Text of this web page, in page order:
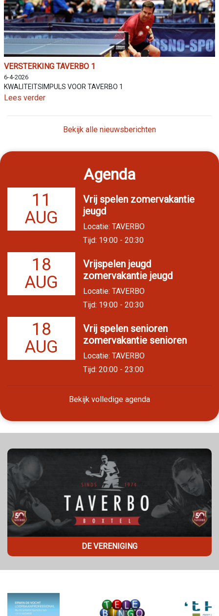
VERSTERKING TAVERBO 1
6-4-2026
KWALITEITSIMPULS VOOR TAVERBO 1
Lees verder
Bekijk alle nieuwsberichten
Agenda
11
AUG
Vrij spelen zomervakantie
jeugd
Locatie: TAVERBO
Tijd: 19:00 - 20:30
18
AUG
Vrijspelen jeugd
zomervakantie jeugd
Locatie: TAVERBO
Tijd: 19:00 - 20:30
18
AUG
Vrij spelen senioren
zomervakantie senioren
Locatie: TAVERBO
Tijd: 20:00 - 23:00
Bekijk volledige agenda
DE VERENIGING